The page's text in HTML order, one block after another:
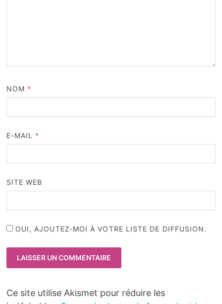
NOM *
E-MAIL *
SITE WEB
OUI, AJOUTEZ-MOI À VOTRE LISTE DE DIFFUSION.
Ce site utilise Akismet pour réduire les